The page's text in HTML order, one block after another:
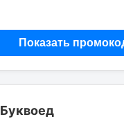
Показать
Буквоед